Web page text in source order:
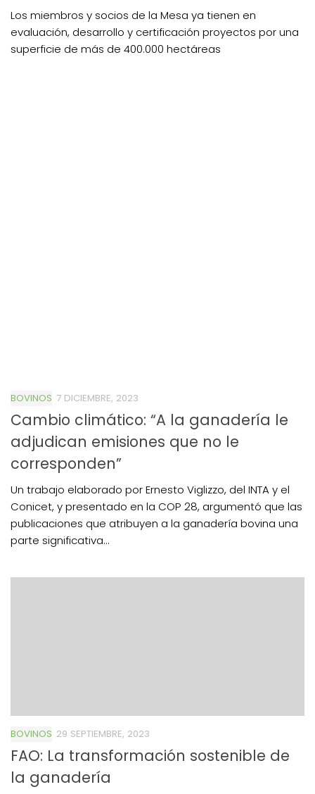
Los miembros y socios de la Mesa ya tienen en
evaluación, desarrollo y certificación proyectos por una
superficie de más de 400.000 hectáreas
BOVINOS 7 DICIEMBRE, 2023
Cambio climático: “A la ganadería le
adjudican emisiones que no le
corresponden”
Un trabajo elaborado por Ernesto Viglizzo, del INTA y el
Conicet, y presentado en la COP 28, argumentó que las
publicaciones que atribuyen a la ganadería bovina una
parte significativa...
BOVINOS 29 SEPTIEMBRE, 2023
FAO: La transformación sostenible de
la ganadería